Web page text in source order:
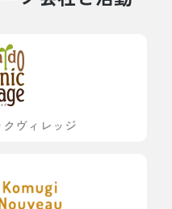
ヴィレッジ